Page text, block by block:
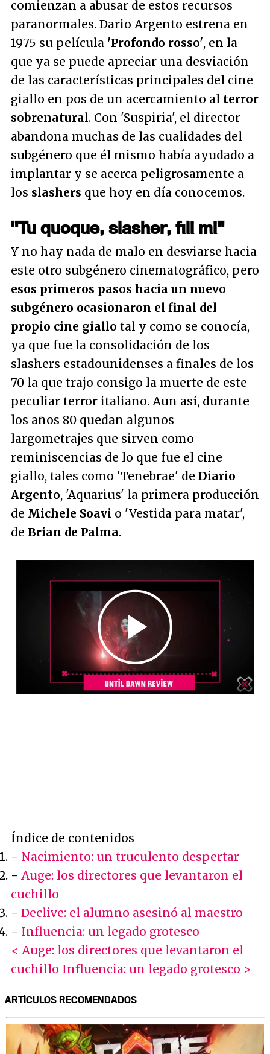
comienzan a abusar de estos recursos
paranormales. Dario Argento estrena en
1975 su película 'Profondo rosso', en la
que ya se puede apreciar una desviación
de las características principales del cine
giallo en pos de un acercamiento al terror
sobrenatural. Con 'Suspiria', el director
abandona muchas de las cualidades del
subgénero que él mismo había ayudado a
implantar y se acerca peligrosamente a
los slashers que hoy en día conocemos.
"Tu quoque, slasher, fili mi"
Y no hay nada de malo en desviarse hacia
este otro subgénero cinematográfico, pero
esos primeros pasos hacia un nuevo
subgénero ocasionaron el final del
propio cine giallo tal y como se conocía,
ya que fue la consolidación de los
slashers estadounidenses a finales de los
70 la que trajo consigo la muerte de este
peculiar terror italiano. Aun así, durante
los años 80 quedan algunos
largometrajes que sirven como
reminiscencias de lo que fue el cine
giallo, tales como 'Tenebrae' de Diario
Argento, 'Aquarius' la primera producción
de Michele Soavi o 'Vestida para matar',
de Brian de Palma.
Índice de contenidos
- Nacimiento: un truculento despertar
- Auge: los directores que levantaron el
cuchillo
- Declive: el alumno asesinó al maestro
- Influencia: un legado grotesco
< Auge: los directores que levantaron el
cuchillo Influencia: un legado grotesco >
ARTÍCULOS RECOMENDADOS